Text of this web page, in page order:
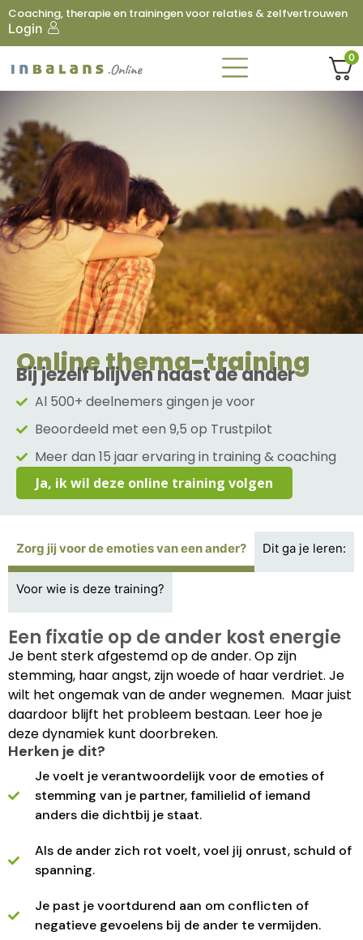
Coaching, therapie en trainingen voor relaties & zelfvertrouwen
Login
0
Online thema-training
Bij jezelf blijven naast de ander
Al 500+ deelnemers gingen je voor
Beoordeeld met een 9,5 op Trustpilot
Meer dan 15 jaar ervaring in training & coaching
Ja, ik wil deze online training volgen
Zorg jij voor de emoties van een ander? Dit ga je leren:
Voor wie is deze training?
Een fixatie op de ander kost energie
Je bent sterk afgestemd op de ander. Op zijn
stemming, haar angst, zijn woede of haar verdriet. Je
wilt het ongemak van de ander wegnemen. Maar juist
daardoor blijft het probleem bestaan. Leer hoe je
deze dynamiek kunt doorbreken.
Herken je dit?
Je voelt je verantwoordelijk voor de emoties of
stemming van je partner, familielid of iemand
anders die dichtbij je staat.
Als de ander zich rot voelt, voel jij onrust, schuld of
spanning.
Je past je voortdurend aan om conflicten of
negatieve gevoelens bij de ander te vermijden.